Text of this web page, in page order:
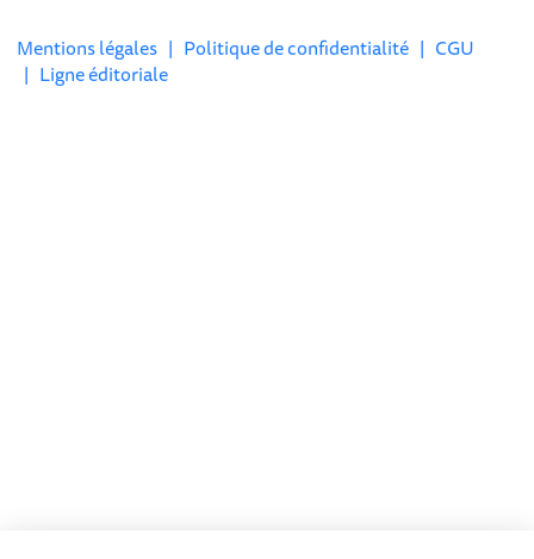
Mentions légales | Politique de confidentialité | CGU
| Ligne éditoriale